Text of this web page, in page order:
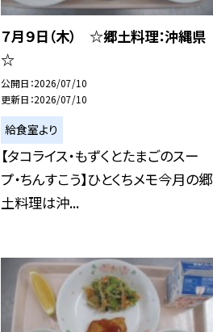
７月９日（木） ☆郷土料理：沖縄県
☆
公開日 2026/07/10
更新日 2026/07/10
給食室より
【タコライス・もずくとたまごのスー
プ・ちんすこう】ひとくちメモ今月の郷
土料理は沖...